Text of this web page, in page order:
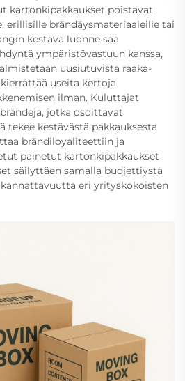
kartonkipakkaukset poistavat
erillisille brändäysmateriaaleille tai
kestävä luonne saa
ympäristövastuun kanssa,
uusiutuvista raaka-
useita kertoja
ilman. Kuluttajat
jotka osoittavat
kestävästä pakkauksesta
brändiloyaliteettiin ja
painetut kartonkipakkaukset
säilyttäen samalla budjettiystä
eri yrityskokoisten